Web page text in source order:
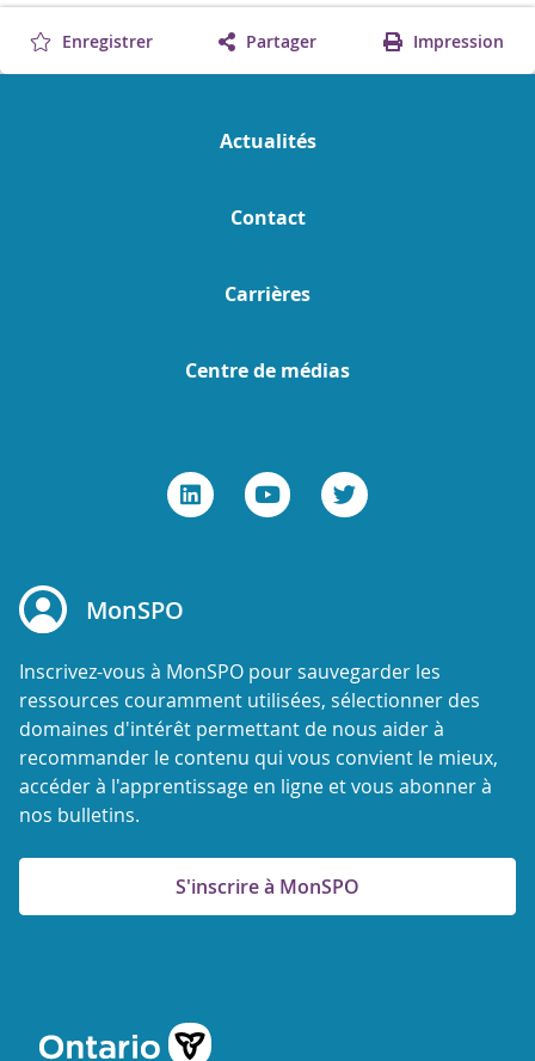
Enregistrer Partager Impression
Actualités
Contact
Carrières
Centre de médias
MonSPO
Inscrivez-vous à MonSPO pour sauvegarder les
ressources couramment utilisées, sélectionner des
domaines d'intérêt permettant de nous aider à
recommander le contenu qui vous convient le mieux,
accéder à l'apprentissage en ligne et vous abonner à
nos bulletins.
S'inscrire à MonSPO